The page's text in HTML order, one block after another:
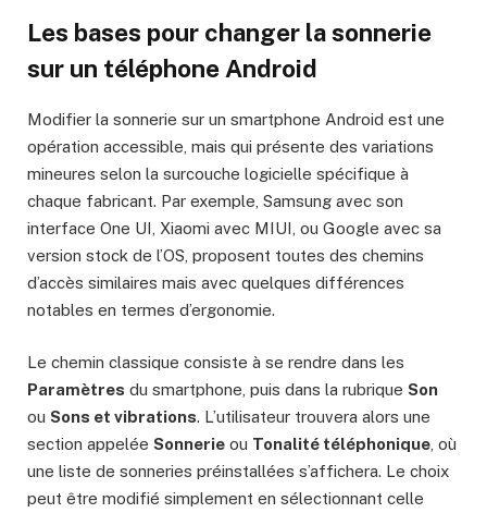
Les bases pour changer la sonnerie
sur un téléphone Android
Modifier la sonnerie sur un smartphone Android est une
opération accessible, mais qui présente des variations
mineures selon la surcouche logicielle spécifique à
chaque fabricant. Par exemple, Samsung avec son
interface One UI, Xiaomi avec MIUI, ou Google avec sa
version stock de l’OS, proposent toutes des chemins
d’accès similaires mais avec quelques différences
notables en termes d’ergonomie.
Le chemin classique consiste à se rendre dans les
Paramètres du smartphone, puis dans la rubrique Son
ou Sons et vibrations. L’utilisateur trouvera alors une
section appelée Sonnerie ou Tonalité téléphonique, où
une liste de sonneries préinstallées s’affichera. Le choix
peut être modifié simplement en sélectionnant celle